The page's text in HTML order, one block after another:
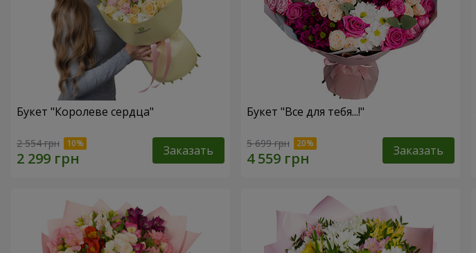
Букет "Королеве сердца"
2 554 грн Заказать
Букет "Все для тебя...!"
5 699 грн Заказать